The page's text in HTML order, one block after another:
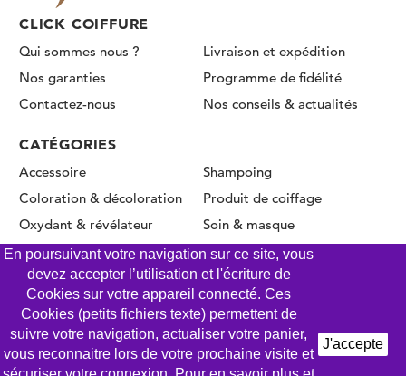
CLICK COIFFURE
Qui sommes nous ?
Livraison et expédition
Nos garanties
Programme de fidélité
Contactez-nous
Nos conseils & actualités
CATÉGORIES
Accessoire
Coloration & décoloration
Oxydant & révélateur
Permanente & Lissage
Shampoing
Produit de coiffage
Soin & masque
En poursuivant votre navigation sur ce site, vous
devez accepter l’utilisation et l'écriture de
Cookies sur votre appareil connecté. Ces
Cookies (petits fichiers texte) permettent de
suivre votre navigation, actualiser votre panier,
vous reconnaitre lors de votre prochaine visite et
J'accepte
© CLICK COIFFURE 2026 - Tous droits réservés
Mentions légales
Conditions Générales de Vente